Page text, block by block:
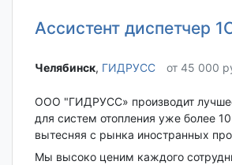
Ассистент диспетчер
Челябинск‎, ГИДРУСС от 45 000
ООО "ГИДРУСС» производит
для систем отопления уже более
вытесняя с рынка иностранных
Мы высоко ценим каждого